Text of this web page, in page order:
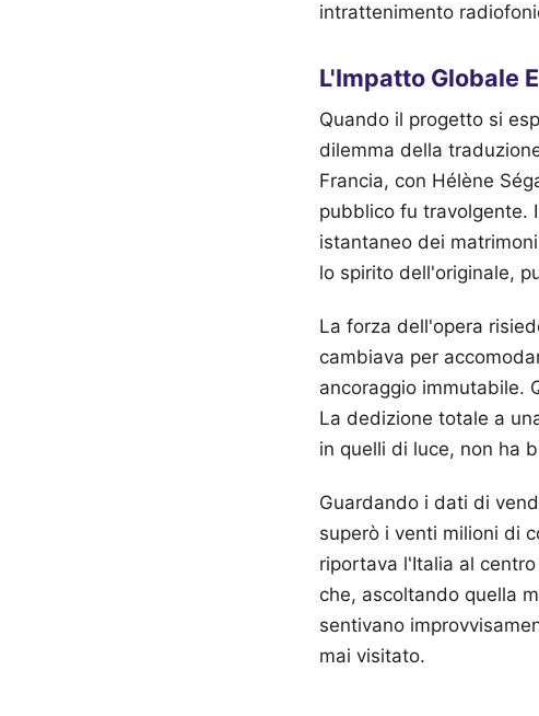
intrattenimento
L'Impatto Globale
Quando il progetto si
dilemma della
Francia, con Hélène
pubblico fu travolgente.
istantaneo dei
lo spirito dell'originale,
La forza dell'opera
cambiava per
ancoraggio immutabile.
La dedizione totale a
in quelli di luce, non ha
Guardando i dati di
superò i venti milioni di
riportava l'Italia al
che, ascoltando quella
sentivano
mai visitato.